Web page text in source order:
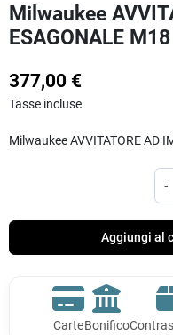
Milwaukee
ESAGONALE
377,00 €
Tasse incluse
Milwaukee AVVITATORE AD
-
Aggiungi al
CarteBonifico